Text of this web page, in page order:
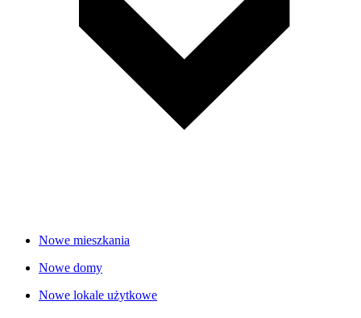
Nowe mieszkania
Nowe domy
Nowe lokale użytkowe